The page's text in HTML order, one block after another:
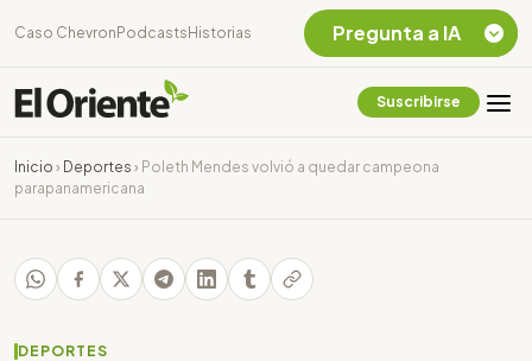
Caso Chevron Podcasts Historias
Suscribirse
Inicio › Deportes › Poleth Mendes volvió a quedar campeona
parapanamericana
DEPORTES
Pregunta a IA
Chevron Ecuador